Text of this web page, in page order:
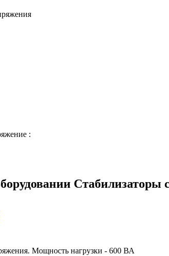
:
Стабилизаторы
Мощность нагрузки - 600 ВА